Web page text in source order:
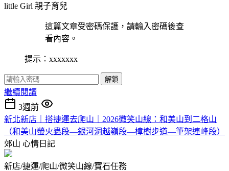
little Girl 親子育兒
這篇文章受密碼保護，請輸入密碼後查
看內容。
提示：xxxxxxx
解鎖
繼續閱讀
3週前
新北新店｜搭捷運去爬山｜2026微笑山線：和美山到二格山
（和美山螢火蟲段—銀河洞越嶺段—樟樹步道—筆架連峰段）
郊山 心情日記
新店/捷運/爬山/微笑山線/寶石任務